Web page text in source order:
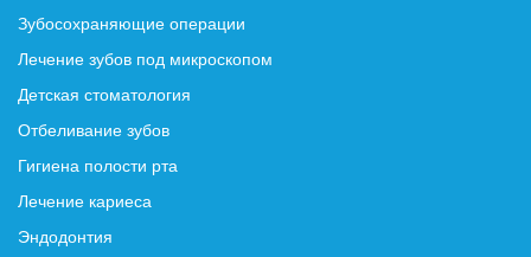
Зубосохраняющие операции
Лечение зубов под микроскопом
Детская стоматология
Отбеливание зубов
Гигиена полости рта
Лечение кариеса
Эндодонтия